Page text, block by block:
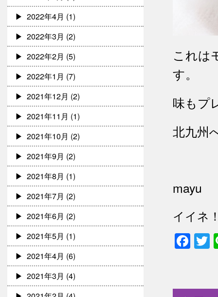
これは
す。
味もプ
北九州
mayu
イイネ
2022年4月 (1)
2022年3月 (2)
2022年2月 (5)
2022年1月 (7)
2021年12月 (2)
2021年11月 (1)
2021年10月 (2)
2021年9月 (2)
2021年8月 (1)
2021年7月 (2)
2021年6月 (2)
2021年5月 (1)
2021年4月 (6)
2021年3月 (4)